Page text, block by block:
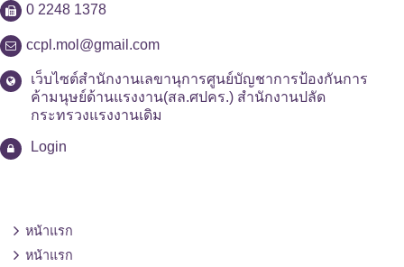
0 2248 1378
ccpl.mol@gmail.com
เว็บไซต์สำนักงานเลขานุการศูนย์บัญชาการป้องกันการ
ค้ามนุษย์ด้านแรงงาน(สล.ศปคร.) สำนักงานปลัด
กระทรวงแรงงานเดิม
Login
หน้าแรก
หน้าแรก